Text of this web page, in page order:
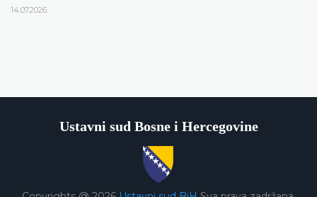
14.07.2026.
Ustavni sud Bosne i Hercegovine